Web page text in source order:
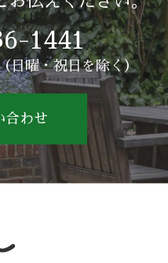
1441
日曜・祝日を除く）
合わせ